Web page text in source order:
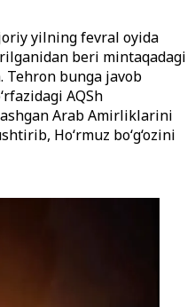
yilning fevral oyida
beri mintaqadagi
Tehron bunga javob
AQSh
Arab Amirliklarini
Ho‘rmuz bo‘g‘ozini